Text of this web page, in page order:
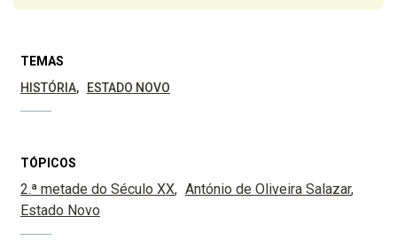
TEMAS
HISTÓRIA
ESTADO NOVO
TÓPICOS
2.ª metade do Século XX
António de Oliveira Salazar
Estado Novo